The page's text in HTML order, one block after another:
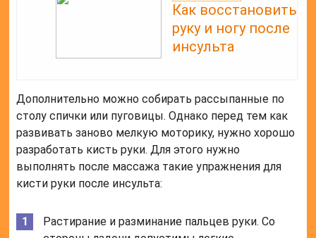
Как восстановить
руку и ногу после
инсульта
Дополнительно можно собирать рассыпанные по
столу спички или пуговицы. Однако перед тем как
развивать заново мелкую моторику, нужно хорошо
разработать кисть руки. Для этого нужно
выполнять после массажа такие упражнения для
кисти руки после инсульта:
Растирание и разминание пальцев руки. Со